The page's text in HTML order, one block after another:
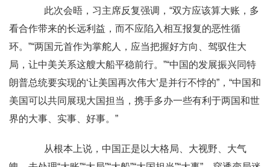
此次会晤，习主席反复强调，“双方应该算大账，多
看合作带来的长远利益，而不应陷入相互报复的恶性循
环。”“两国元首作为掌舵人，应当把握好方向、驾驭住大
局，让中美关系这艘大船平稳前行。”“中国的发展振兴同特
朗普总统要实现的‘让美国再次伟大’是并行不悖的”，“中国和
美国可以共同展现大国担当，携手多办一些有利于两国和世
界的大事、实事、好事。”
从根本上说，中国正是以大格局、大视野、大气